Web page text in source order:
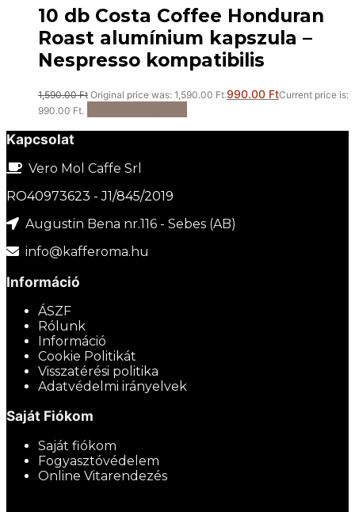
10 db Costa Coffee Honduran
Roast alumínium kapszula –
Nespresso kompatibilis
1,590.00Ft Original price was: 1,590.00 Ft.990.00 FtCurrent price is:
990.00 Ft.
Kapcsolat
Vero Mol Caffe Srl
RO40973623 - J1/845/2019
Augustin Bena nr.116 - Sebes (AB)
info@kafferoma.hu
Információ
ÁSZF
Rólunk
Információ
Cookie Politikát
Visszatérési politika
Adatvédelmi irányelvek
Saját Fiókom
Saját fiókom
Fogyasztóvédelem
Online Vitarendezés